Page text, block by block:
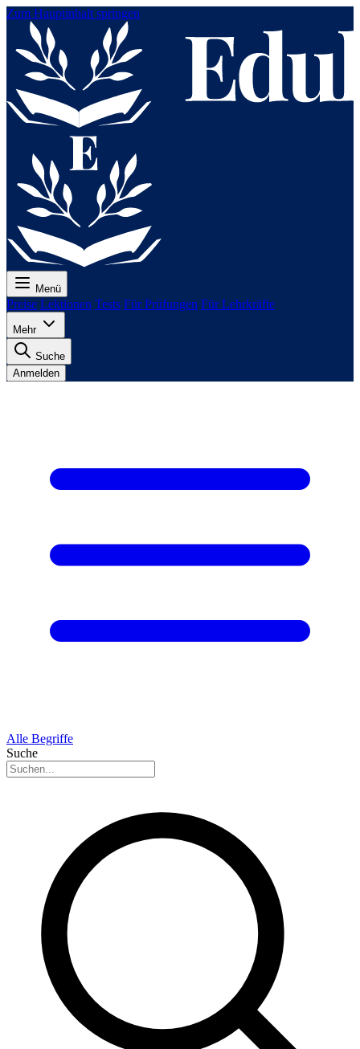
Zum Hauptinhalt springen
Menü
Preise Lektionen Tests Für Prüfungen Für Lehrkräfte
Mehr
Suche
Anmelden
Alle Begriffe
Suche